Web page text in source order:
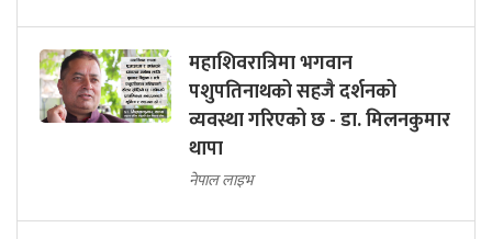
महाशिवरात्रिमा भगवान
पशुपतिनाथको सहजै दर्शनको
व्यवस्था गरिएको छ - डा. मिलनकुमार
थापा
नेपाल लाइभ